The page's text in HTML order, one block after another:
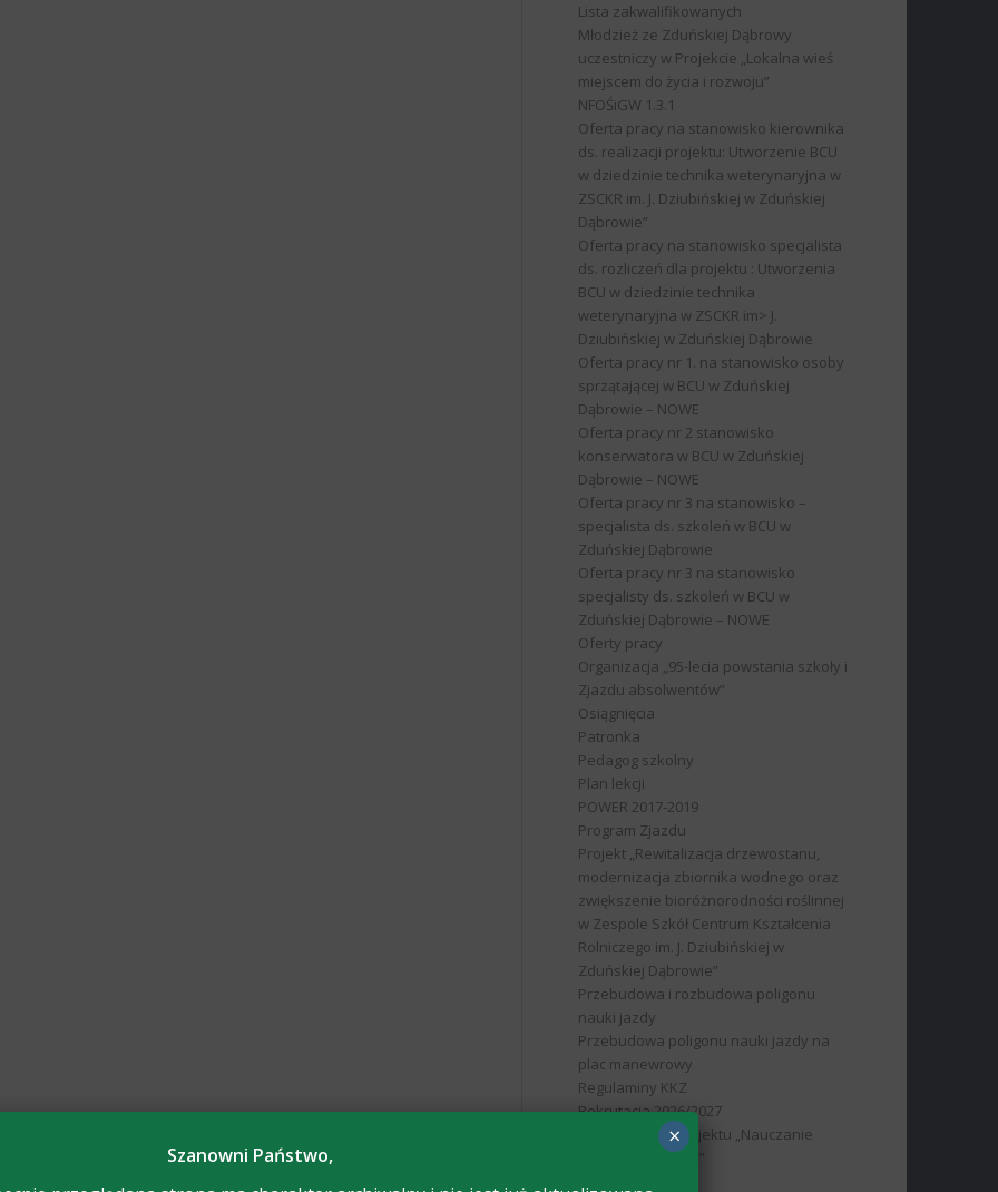
Lista zakwalifikowanych
Młodzież ze Zduńskiej Dąbrowy
uczestniczy w Projekcie „Lokalna wieś
miejscem do życia i rozwoju”
NFOŚiGW 1.3.1
Oferta pracy na stanowisko kierownika
ds. realizacji projektu: Utworzenie BCU
w dziedzinie technika weterynaryjna w
ZSCKR im. J. Dziubińskiej w Zduńskiej
Dąbrowie”
Oferta pracy na stanowisko specjalista
ds. rozliczeń dla projektu : Utworzenia
BCU w dziedzinie technika
weterynaryjna w ZSCKR im> J.
Dziubińskiej w Zduńskiej Dąbrowie
Oferta pracy nr 1. na stanowisko osoby
sprzątającej w BCU w Zduńskiej
Dąbrowie – NOWE
Oferta pracy nr 2 stanowisko
konserwatora w BCU w Zduńskiej
Dąbrowie – NOWE
Oferta pracy nr 3 na stanowisko –
specjalista ds. szkoleń w BCU w
Zduńskiej Dąbrowie
Oferta pracy nr 3 na stanowisko
specjalisty ds. szkoleń w BCU w
Zduńskiej Dąbrowie – NOWE
Oferty pracy
Organizacja „95-lecia powstania szkoły i
Zjazdu absolwentów”
Osiągnięcia
Patronka
Pedagog szkolny
Plan lekcji
POWER 2017-2019
Program Zjazdu
Projekt „Rewitalizacja drzewostanu,
modernizacja zbiornika wodnego oraz
zwiększenie bioróżnorodności roślinnej
w Zespole Szkół Centrum Kształcenia
Rolniczego im. J. Dziubińskiej w
Zduńskiej Dąbrowie”
Przebudowa i rozbudowa poligonu
nauki jazdy
Przebudowa poligonu nauki jazdy na
plac manewrowy
Regulaminy KKZ
Rekrutacja 2026/2027
Rekrutacja do projektu „Nauczanie
rolnicze XXI wieku”
Szanowni Państwo,
×